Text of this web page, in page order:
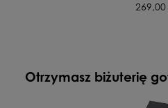
269,00
Otrzymasz biżuterię